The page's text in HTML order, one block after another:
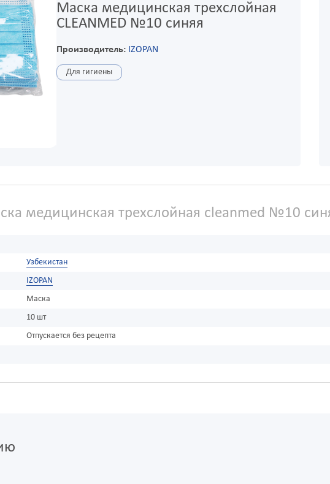
Маска медицинская трехслойная
CLEANMED №10 синяя
Производитель: IZOPAN
Для гигиены
медицинская трехслойная cleanmed №10
Узбекистан
IZOPAN
Маска
10 шт
Отпускается без рецепта